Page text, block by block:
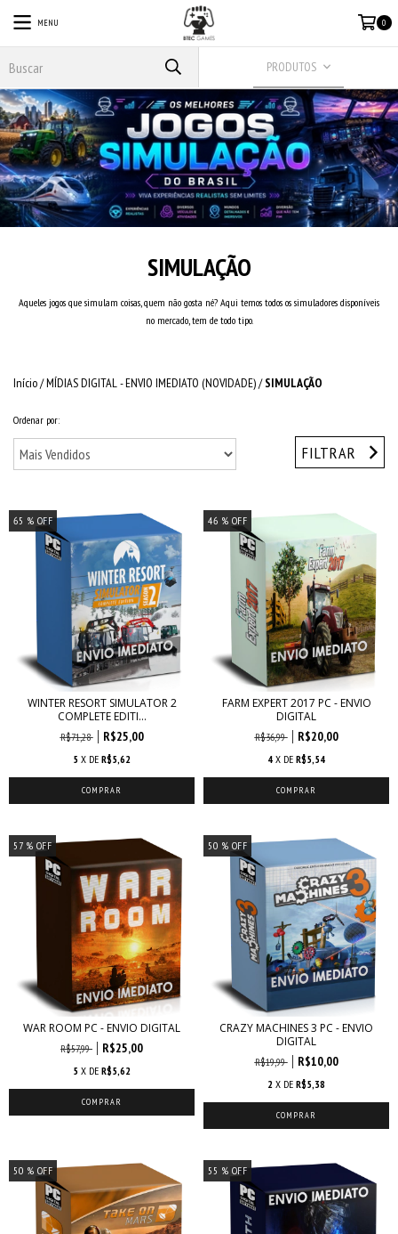
MENU 0
PRODUTOS
SIMULAÇÃO
Aqueles jogos que simulam coisas, quem não gosta né? Aqui temos todos os simuladores disponíveis
no mercado, tem de todo tipo.
Início/MÍDIAS DIGITAL - ENVIO IMEDIATO (NOVIDADE)/ SIMULAÇÃO
Ordenar por:
FILTRAR
65 % OFF
WINTER RESORT SIMULATOR 2
COMPLETE EDITI...
R$71,28 R$25,00
5 X DE R$5,62
46 % OFF
FARM EXPERT 2017 PC - ENVIO
DIGITAL
R$36,99 R$20,00
4 X DE R$5,54
57% OFF
WAR ROOM PC - ENVIO DIGITAL
R$57,99 R$25,00
5 X DE R$5,62
50 % OFF
CRAZY MACHINES 3 PC - ENVIO
DIGITAL
R$19,99 R$10,00
2 X DE R$5,38
50 % OFF 55 % OFF